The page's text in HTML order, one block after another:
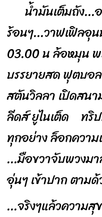
น้ำมันเต็มถัง...อ
ร้อนๆ...วาฟเฟิลอุน
03.00 น ล้อหมุน
บรรยายสด ฟุตบอ
สตันวิลลา เปิดสน
ลีดส์ ยูไนเต็ด ทริ
ทุกอย่าง ล็อกความ
...มือขวาจับพวงม
อุ่นๆ เข้าปาก ตาม
...จริงๆแล้วความสุ